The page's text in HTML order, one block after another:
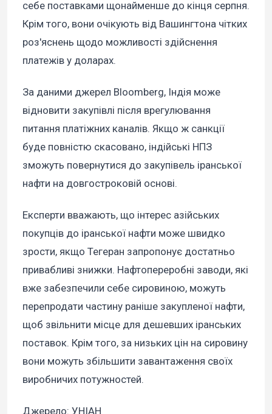
себе поставками щонайменше до кінця серпня.
Крім того, вони очікують від Вашингтона чітких
роз'яснень щодо можливості здійснення
платежів у доларах.
За даними джерел Bloomberg, Індія може
відновити закупівлі після врегулювання
питання платіжних каналів. Якщо ж санкції
буде повністю скасовано, індійські НПЗ
зможуть повернутися до закупівель іранської
нафти на довгостроковій основі.
Експерти вважають, що інтерес азійських
покупців до іранської нафти може швидко
зрости, якщо Тегеран запропонує достатньо
привабливі знижки. Нафтопереробні заводи, які
вже забезпечили себе сировиною, можуть
перепродати частину раніше закупленої нафти,
щоб звільнити місце для дешевших іранських
поставок. Крім того, за низьких цін на сировину
вони можуть збільшити завантаження своїх
виробничих потужностей.
Джерело: УНІАН